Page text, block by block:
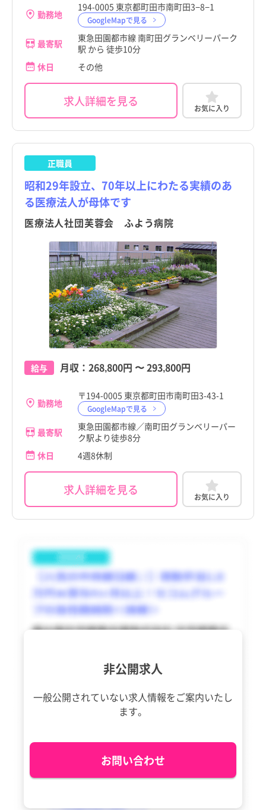
勤務地
194-0005 東京都町田市南町田3−8−1
GoogleMapで見る
最寄駅
東急田園都市線 南町田グランベリーパーク
駅 から 徒歩10分
休日
その他
求人詳細を見る お気に入り
正職員
昭和29年設立、70年以上にわたる実績のあ
る医療法人が母体です
医療法人社団芙蓉会 ふよう病院
給与 月収： 268,800円 〜293,800円
勤務地
〒194-0005 東京都町田市南町田3-43-1
GoogleMapで見る
最寄駅
東急田園都市線／南町田グランベリーパー
ク駅より徒歩8分
休日
4週8休制
求人詳細を見る お気に入り
非公開求人
一般公開されていない求人情報をご案内いたし
ます。
お問い合わせ